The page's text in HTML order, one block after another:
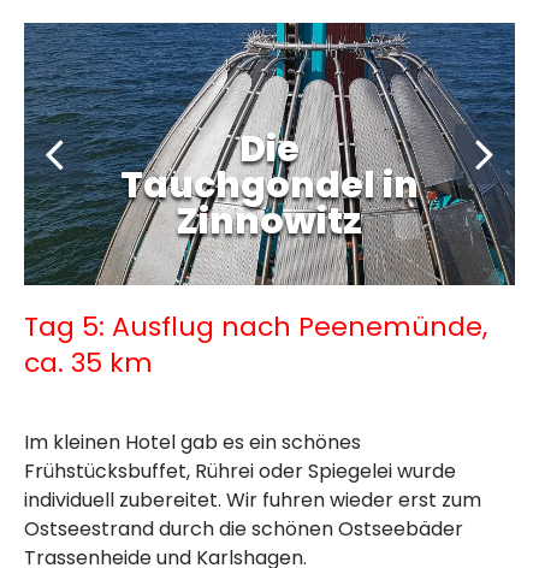
Die
Tauchgondel in
Zinnowitz
Tag 5: Ausflug nach Peenemünde,
ca. 35 km
Im kleinen Hotel gab es ein schönes
Frühstücksbuffet, Rührei oder Spiegelei wurde
individuell zubereitet. Wir fuhren wieder erst zum
Ostseestrand durch die schönen Ostseebäder
Trassenheide und Karlshagen.